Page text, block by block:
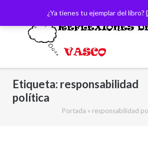
¿Ya tienes tu ejemplar del libro?
contenido
Etiqueta: responsabilidad
política
Portada » responsabilidad